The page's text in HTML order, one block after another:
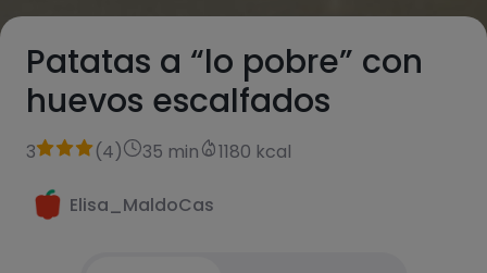
Patatas a “lo pobre” con
huevos escalfados
3 (4) 35 min 1180 kcal
Elisa_MaldoCas